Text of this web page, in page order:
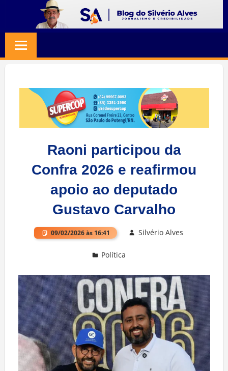
content
SILVERIO
ALVES
Jornalismo
Credibilidade
Raoni participou da
Confra 2026 e reafirmou
apoio ao deputado
Gustavo Carvalho
09/02/2026 às 16:41 Silvério Alves
Política